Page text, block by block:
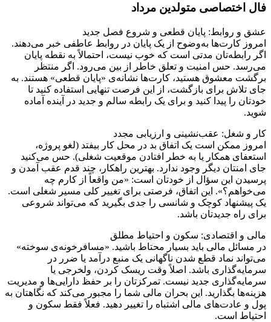
فال اختصاصی متولدین مرداد
عشق و روابط: پایان قطعی و شروع فصل جدید
امروز کارت‌ها به‌وضوح از یک پایان در روابط عاطفی خبر می‌دهند.
اگر رابطه‌تان مدتی است که خوب نیست، احتمالاً به نقطه پایان
می‌رسد. حس امنیت و تعلق خاطر از بین می‌رود. اگر منتظر
برگشت معشوق هستید، کارت‌ها نشانه‌ی «پایان قطعی» هستند. به
جای تلاش برای بازگشت، از این فرصت تنهایی استفاده کنید تا
خودتان را پیدا کنید و برای یک رابطه سالم و جدید در آینده آماده
شوید.
کار و شغل: عقب‌نشینی و ارزیابی مجدد
امروز ممکن است یک اتفاق بد در محل کار بیفتد (لغو پروژه،
استعفای همکار یا به خطر افتادن موقعیت شغلی). حس می‌کنید
جای امنتان دیگر وجود ندارد. بهترین راهکار، چند قدم عقب آمدن و
پرسیدن این سؤال از خودتان است: «من واقعاً از کارم چه
می‌خواهم؟». این اتفاق، فرصتی برای تغییر کلی مسیر شغلی است.
یک پیشنهاد کوچک و شانسی را جدی بگیرید که می‌تواند شروعی
برای راه جدیدتان باشد.
مالی و اقتصادی: سکون و احتیاط مطلق
در مسائل مالی باید بسیار محتاط باشید. «مسافرخونه‌ی سوخته»
می‌تواند نماد قطع شدن ناگهانی یک منبع درآمد یا ضرر در
سرمایه‌گذاری باشد. اصلاً وقت ریسک کردن، ولخرجی یا
سرمایه‌گذاری جدید نیست. تمرکزتان را بر حفظ دارایی‌ها و مدیریت
هزینه‌ها بگذارید. این بحران مالی شما را مجبور می‌کند که نگاهتان به
پول و عادت‌های مالی اشتباه را تغییر دهید. فعلاً فقط سکون و
احتیاط است.